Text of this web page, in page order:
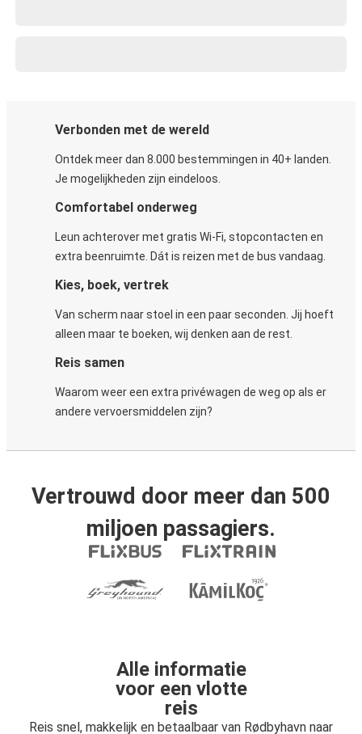
Verbonden met de wereld
Ontdek meer dan 8.000 bestemmingen in 40+ landen.
Je mogelijkheden zijn eindeloos.
Comfortabel onderweg
Leun achterover met gratis Wi-Fi, stopcontacten en
extra beenruimte. Dát is reizen met de bus vandaag.
Kies, boek, vertrek
Van scherm naar stoel in een paar seconden. Jij hoeft
alleen maar te boeken, wij denken aan de rest.
Reis samen
Waarom weer een extra privéwagen de weg op als er
andere vervoersmiddelen zijn?
Vertrouwd door meer dan 500
miljoen passagiers.
Alle informatie
voor een vlotte
reis
Reis snel, makkelijk en betaalbaar van Rødbyhavn naar